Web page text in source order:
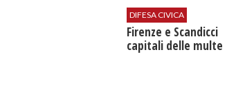
DIFESA CIVICA
Firenze e Scandicci
capitali delle multe